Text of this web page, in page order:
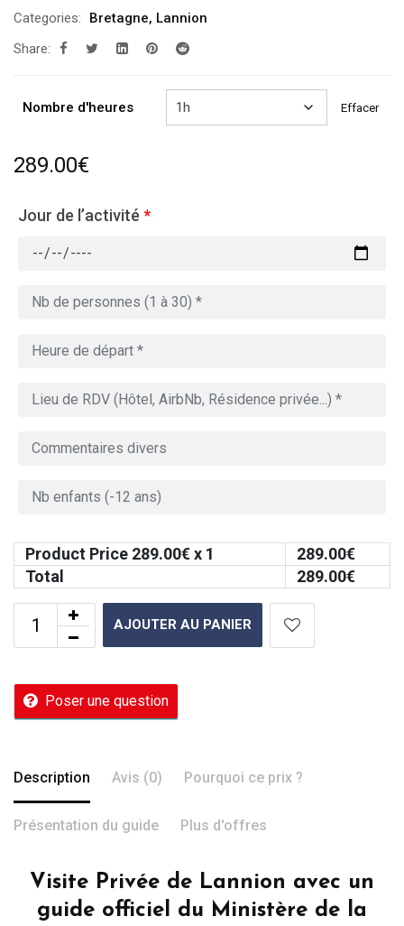
Categories: Bretagne, Lannion
Share:
Nombre d'heures Effacer
289.00€
Jour de l’activité *
Product Price 289.00€ x 1 289.00€
Total
289.00€
AJOUTER AU PANIER
Poser une question
Description Avis (0) Pourquoi ce prix ?
Présentation du guide Plus d'offres
Visite Privée de Lannion avec un
guide officiel du Ministère de la